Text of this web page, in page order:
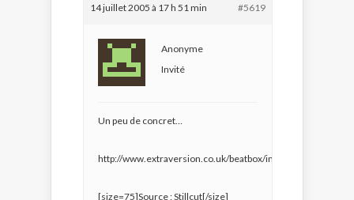
14 juillet 2005 à 17 h 51 min #5619
Anonyme
Invité
Un peu de concret…
http://www.extraversion.co.uk/beatbox/index.htm
[size=75]Source : Stillcut[/size]